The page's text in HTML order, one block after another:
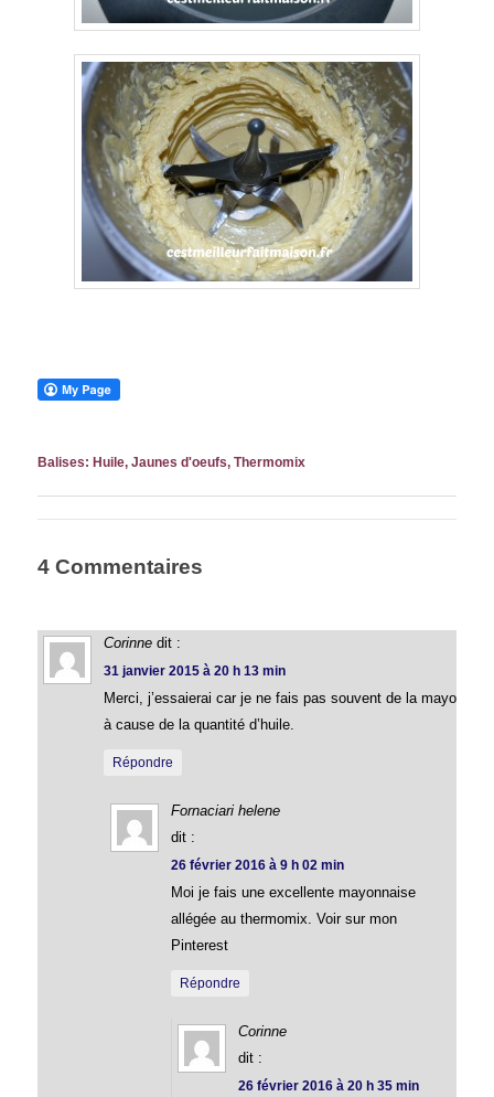
Balises: Huile, Jaunes d'oeufs, Thermomix
4 Commentaires
Corinne dit :
31 janvier 2015 à 20 h 13 min
Merci, j’essaierai car je ne fais pas souvent de la mayo
à cause de la quantité d’huile.
Répondre
Fornaciari helene
dit :
26 février 2016 à 9 h 02 min
Moi je fais une excellente mayonnaise
allégée au thermomix. Voir sur mon
Pinterest
Répondre
Corinne
dit :
26 février 2016 à 20 h 35 min